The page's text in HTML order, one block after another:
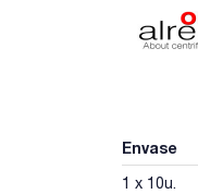
Envase
1 x 10u.